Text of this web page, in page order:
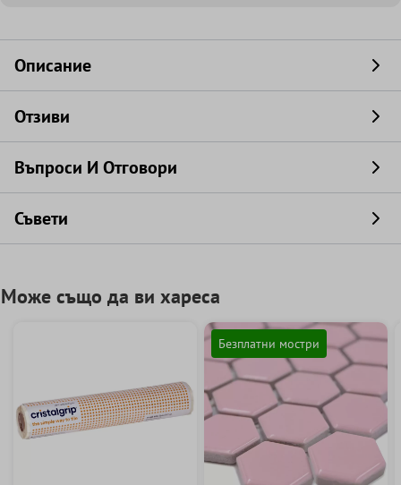
Описание
Отзиви
Въпроси И Отговори
Съвети
Може също да ви хареса
Безплатни мостри